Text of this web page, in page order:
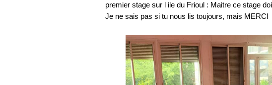
premier stage sur l ile du Frioul : Maitre ce stage
Je ne sais pas si tu nous lis toujours, mais MERCI